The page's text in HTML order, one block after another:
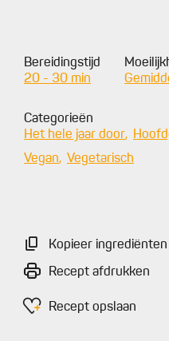
Bereidingstijd
20 - 30 min
Categorieën
Het hele jaar door
Vegan
Vegetarisch
Kopieer ingrediënten
Recept afdrukken
Recept opslaan